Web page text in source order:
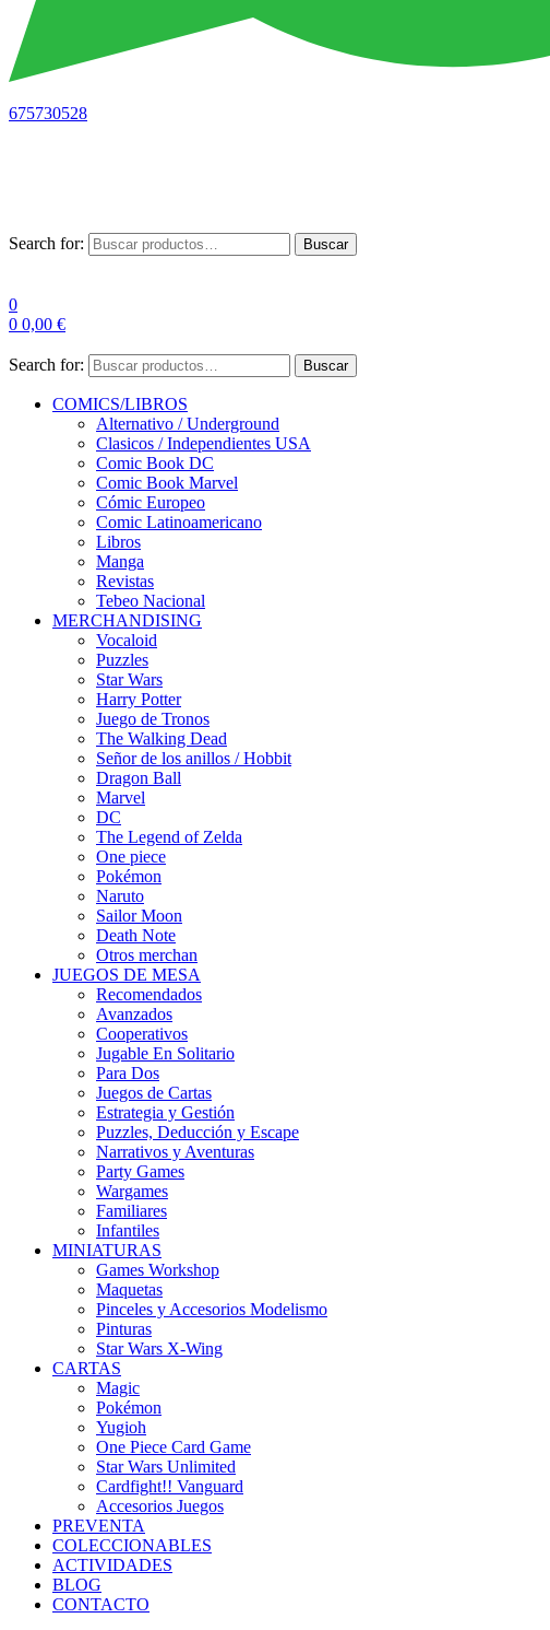
675730528
Search for: Buscar
0
0 0,00 €
Search for: Buscar
COMICS/LIBROS
Alternativo / Underground
Clasicos / Independientes USA
Comic Book DC
Comic Book Marvel
Cómic Europeo
Comic Latinoamericano
Libros
Manga
Revistas
Tebeo Nacional
MERCHANDISING
Vocaloid
Puzzles
Star Wars
Harry Potter
Juego de Tronos
The Walking Dead
Señor de los anillos / Hobbit
Dragon Ball
Marvel
DC
The Legend of Zelda
One piece
Pokémon
Naruto
Sailor Moon
Death Note
Otros merchan
JUEGOS DE MESA
Recomendados
Avanzados
Cooperativos
Jugable En Solitario
Para Dos
Juegos de Cartas
Estrategia y Gestión
Puzzles, Deducción y Escape
Narrativos y Aventuras
Party Games
Wargames
Familiares
Infantiles
MINIATURAS
Games Workshop
Maquetas
Pinceles y Accesorios Modelismo
Pinturas
Star Wars X-Wing
CARTAS
Magic
Pokémon
Yugioh
One Piece Card Game
Star Wars Unlimited
Cardfight!! Vanguard
Accesorios Juegos
PREVENTA
COLECCIONABLES
ACTIVIDADES
BLOG
CONTACTO